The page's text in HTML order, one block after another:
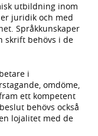
utbildning inom
juridik och med
Språkkunskaper
skrift behövs i de
i
omdöme,
ett kompetent
behövs också
lojalitet med de